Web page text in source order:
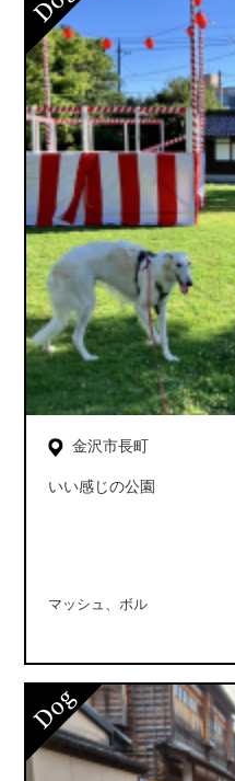
金沢市長町
いい感じの公園
マッシュ、ボル